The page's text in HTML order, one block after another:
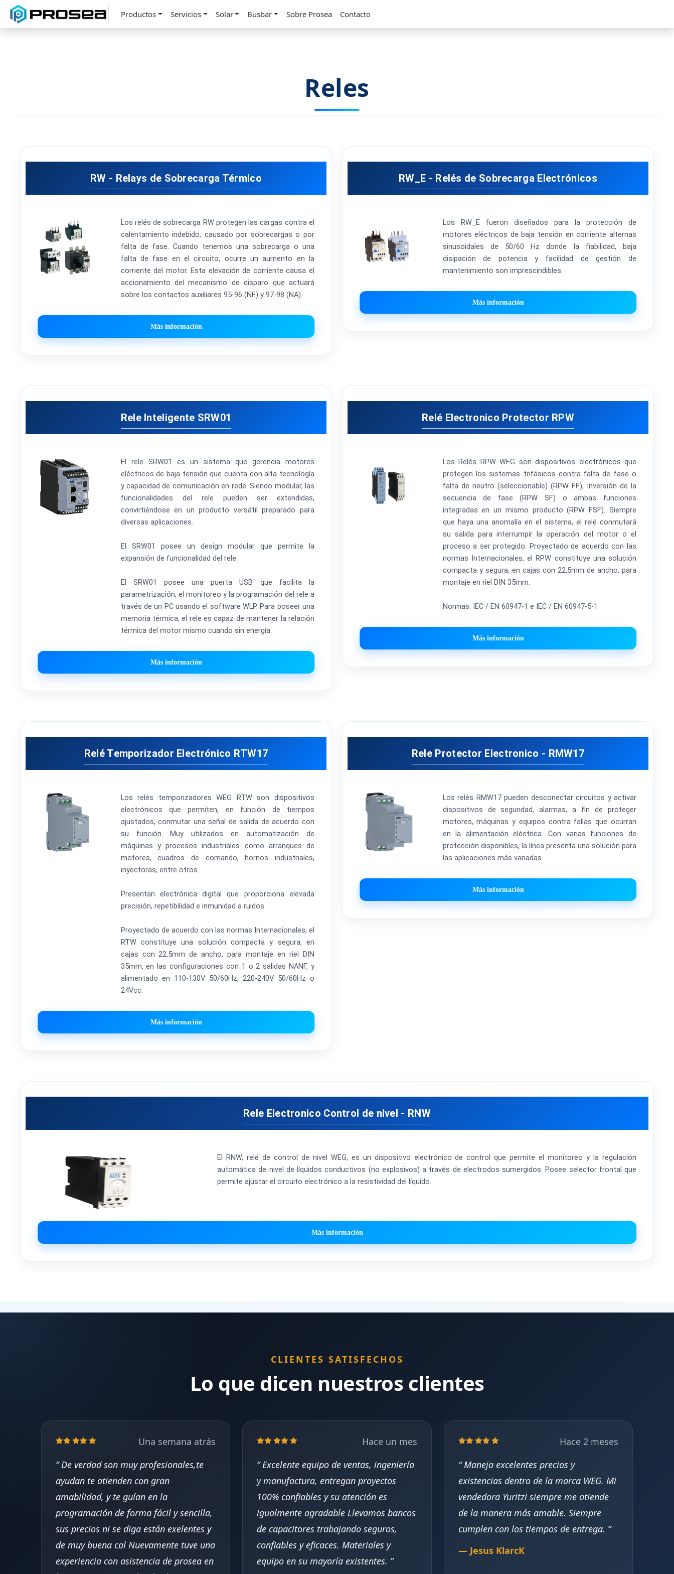
Productos Servicios Solar Busbar Sobre Prosea Contacto
Reles
RW - Relays de Sobrecarga Térmico
Los relés de sobrecarga RW protegen las cargas contra el
calentamiento indebido, causado por sobrecargas o por
falta de fase. Cuando tenemos una sobrecarga o una
falta de fase en el circuito, ocurre un aumento en la
corriente del motor. Esta elevación de corriente causa el
accionamiento del mecanismo de disparo que actuará
sobre los contactos auxiliares 95-96 (NF) y 97-98 (NA).
Más información
RW_E - Relés de Sobrecarga Electrónicos
Los RW_E fueron diseñados para la protección de
motores eléctricos de baja tensión en corriente alternas
sinusoidales de 50/60 Hz donde la fiabilidad, baja
disipación de potencia y facilidad de gestión de
mantenimiento son imprescindibles.
Más información
Rele Inteligente SRW01
El rele SRW01 es un sistema que gerencia motores
eléctricos de baja tensión que cuenta con alta tecnología
y capacidad de comunicación en rede. Siendo modular, las
funcionalidades del rele pueden ser extendidas,
convirtiéndose en un producto versátil preparado para
diversas aplicaciones.
El SRW01 posee un design modular que permite la
expansión de funcionalidad del rele.
El SRW01 posee una puerta USB que facilita la
parametrización, el monitoreo y la programación del rele a
través de un PC usando el software WLP. Para poseer una
memoria térmica, el rele es capaz de mantener la relación
térmica del motor mismo cuando sin energía.
Más información
Relé Electronico Protector RPW
Los Relés RPW WEG son dispositivos electrónicos que
protegen los sistemas trifásicos contra falta de fase o
falta de neutro (seleccionable) (RPW FF), inversión de la
secuencia de fase (RPW SF) o ambas funciones
integradas en un mismo producto (RPW FSF). Siempre
que haya una anomalía en el sistema, el relé conmutará
su salida para interrumpir la operación del motor o el
proceso a ser protegido. Proyectado de acuerdo con las
normas Internacionales, el RPW constituye una solución
compacta y segura, en cajas con 22,5mm de ancho, para
montaje en riel DIN 35mm.
Normas: IEC / EN 60947-1 e IEC / EN 60947-5-1
Más información
Relé Temporizador Electrónico RTW17
Los relés temporizadores WEG RTW son dispositivos
electrónicos que permiten, en función de tiempos
ajustados, conmutar una señal de salida de acuerdo con
su función. Muy utilizados en automatización de
máquinas y procesos industriales como arranques de
motores, cuadros de comando, hornos industriales,
inyectoras, entre otros.
Presentan electrónica digital que proporciona elevada
precisión, repetibilidad e inmunidad a ruidos.
Proyectado de acuerdo con las normas Internacionales, el
RTW constituye una solución compacta y segura, en
cajas con 22,5mm de ancho, para montaje en riel DIN
35mm, en las configuraciones con 1 o 2 salidas NANF, y
alimentado en 110-130V 50/60Hz, 220-240V 50/60Hz o
24Vcc.
Más información
Rele Protector Electronico - RMW17
Los relés RMW17 pueden desconectar circuitos y activar
dispositivos de seguridad, alarmas, a fin de proteger
motores, máquinas y equipos contra fallas que ocurran
en la alimentación eléctrica. Con varias funciones de
protección disponibles, la línea presenta una solución para
las aplicaciones más variadas.
Más información
Rele Electronico Control de nivel - RNW
El RNW, relé de control de nivel WEG, es un dispositivo electrónico de control que permite el monitoreo y la regulación
automática de nivel de líquidos conductivos (no explosivos) a través de electrodos sumergidos. Posee selector frontal que
permite ajustar el circuito electrónico a la resistividad del líquido.
Más información
CLIENTES SATISFECHOS
Lo que dicen nuestros clientes
Una semana atrás
De verdad son muy profesionales,te
ayudan te atienden con gran
amabilidad, y te guían en la
programación de forma fácil y sencilla,
sus precios ni se diga están exelentes y
de muy buena cal Nuevamente tuve una
experiencia con asistencia de prosea en
Hace un mes
Excelente equipo de ventas, ingeniería
y manufactura, entregan proyectos
100% confiables y su atención es
igualmente agradable Llevamos bancos
de capacitores trabajando seguros,
confiables y eficaces. Materiales y
equipo en su mayoría existentes.
Hace 2 meses
Maneja excelentes precios y
existencias dentro de la marca WEG. Mi
vendedora Yuritzi siempre me atiende
de la manera más amable. Siempre
cumplen con los tiempos de entrega.
— Jesus KlarcK